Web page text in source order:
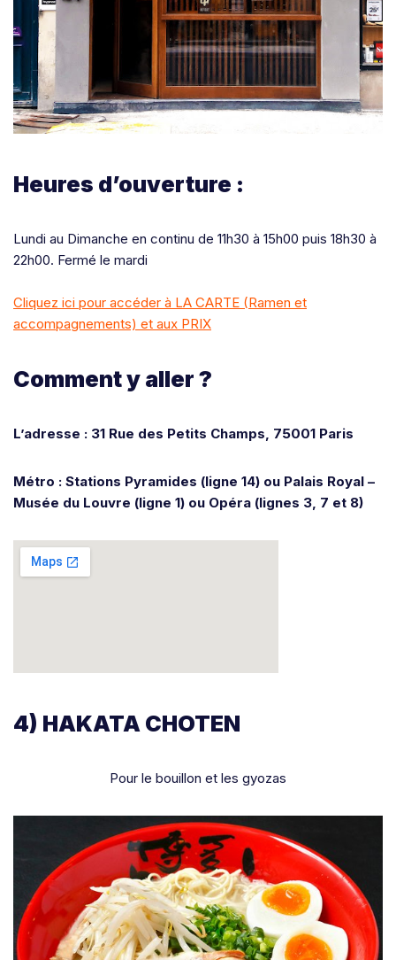
Heures d’ouverture :
Lundi au Dimanche en continu de 11h30 à 15h00 puis 18h30 à
22h00. Fermé le mardi
Cliquez ici pour accéder à LA CARTE (Ramen et
accompagnements) et aux PRIX
Comment y aller ?
L’adresse : 31 Rue des Petits Champs, 75001 Paris
Métro : Stations Pyramides (ligne 14) ou Palais Royal –
Musée du Louvre (ligne 1) ou Opéra (lignes 3, 7 et 8)
4) HAKATA CHOTEN
Pour le bouillon et les gyozas